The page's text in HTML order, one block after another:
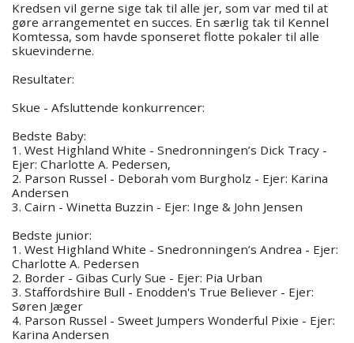
Kredsen vil gerne sige tak til alle jer, som var med til at
gøre arrangementet en succes. En særlig tak til Kennel
Komtessa, som havde sponseret flotte pokaler til alle
skuevinderne.
Resultater:
Skue - Afsluttende konkurrencer:
Bedste Baby:
1. West Highland White - Snedronningen’s Dick Tracy -
Ejer: Charlotte A. Pedersen,
2. Parson Russel - Deborah vom Burgholz - Ejer: Karina
Andersen
3. Cairn - Winetta Buzzin - Ejer: Inge & John Jensen
Bedste junior:
1. West Highland White - Snedronningen’s Andrea - Ejer:
Charlotte A. Pedersen
2. Border - Gibas Curly Sue - Ejer: Pia Urban
3. Staffordshire Bull - Enodden's True Believer - Ejer:
Søren Jæger
4. Parson Russel - Sweet Jumpers Wonderful Pixie - Ejer:
Karina Andersen